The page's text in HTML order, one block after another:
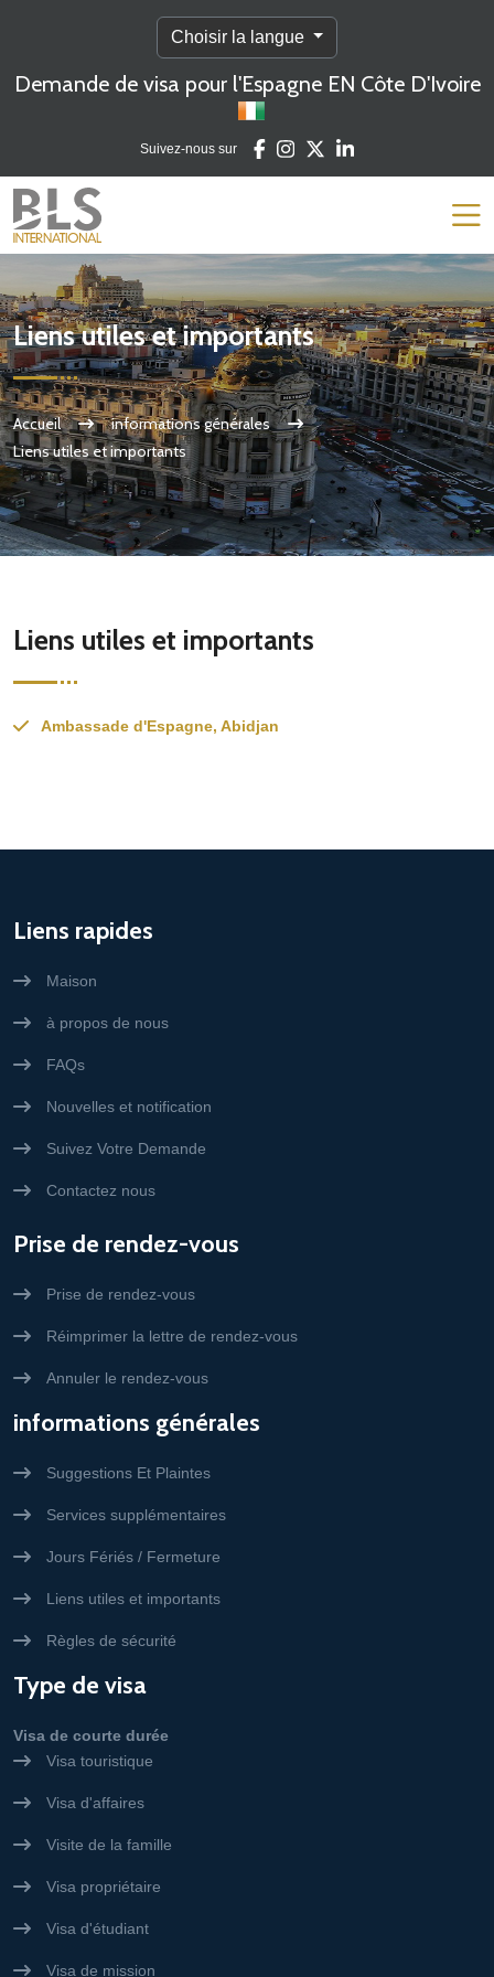
Choisir la langue
Demande de visa pour l'Espagne EN Côte D'Ivoire
Suivez-nous sur
Liens utiles et importants
Accueil
informations générales
Liens utiles et importants
Liens utiles et importants
Ambassade d'Espagne, Abidjan
Liens rapides
Maison
à propos de nous
FAQs
Nouvelles et notification
Suivez Votre Demande
Contactez nous
Prise de rendez-vous
Prise de rendez-vous
Réimprimer la lettre de rendez-vous
Annuler le rendez-vous
informations générales
Suggestions Et Plaintes
Services supplémentaires
Jours Fériés / Fermeture
Liens utiles et importants
Règles de sécurité
Type de visa
Visa de courte durée
Visa touristique
Visa d'affaires
Visite de la famille
Visa propriétaire
Visa d'étudiant
Visa de mission